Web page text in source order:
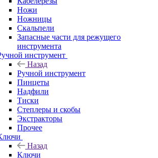
Ножи
Ножницы
Скальпели
Запасные части для режущего
инструмента
инструмент
Назад
Ручной инструмент
Пинцеты
Надфили
Тиски
Степлеры и скобы
Экстракторы
Прочее
Назад
Ключи